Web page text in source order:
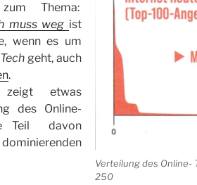
Verteilung des Online-
250
Thema:
muss weg ist
wenn es um
geht, auch
.
etwas
des Online-
Teil davon